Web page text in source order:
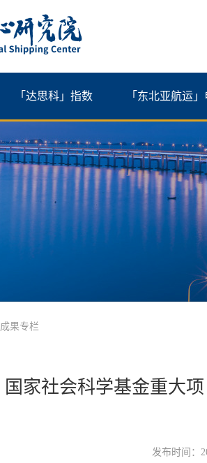
「达思科」指数 「东北亚航运」
成果专栏
国家社会科学基金重大
发布时间：